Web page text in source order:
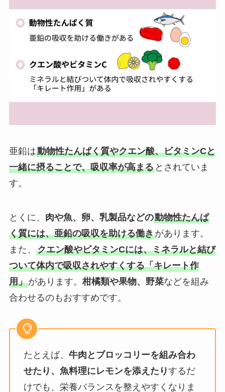
亜鉛は動物性たんぱく質やクエン酸、ビタミンCと
一緒に摂ることで、吸収率が高まるとされていま
す。
とくに、 肉や魚、卵、乳製品などの動物性たんぱ
く質には、亜鉛の吸収を助ける働きがあります。
また、 クエン酸やビタミンCには、ミネラルと結び
ついて体内で吸収されやすくする「キレート作
用」があります。柑橘類や果物、野菜などを組み
合わせるのもおすすめです。
たとえば、 牛肉とブロッコリーを組み合わ
せたり、魚料理にレモンを添えたりするだ
けでも、栄養バランスを整えやすくなりま